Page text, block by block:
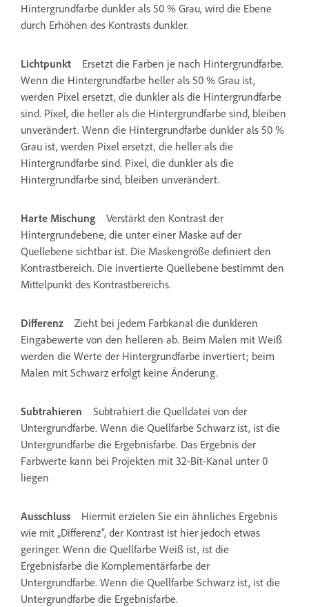
Hintergrundfarbe dunkler als 50 % Grau, wird die Ebene
durch Erhöhen des Kontrasts dunkler.
Lichtpunkt
Ersetzt die Farben je nach Hintergrundfarbe.
Wenn die Hintergrundfarbe heller als 50 % Grau ist,
werden Pixel ersetzt, die dunkler als die Hintergrundfarbe
sind. Pixel, die heller als die Hintergrundfarbe sind, bleiben
unverändert. Wenn die Hintergrundfarbe dunkler als 50 %
Grau ist, werden Pixel ersetzt, die heller als die
Hintergrundfarbe sind. Pixel, die dunkler als die
Hintergrundfarbe sind, bleiben unverändert.
Harte Mischung
Verstärkt den Kontrast der
Hintergrundebene, die unter einer Maske auf der
Quellebene sichtbar ist. Die Maskengröße definiert den
Kontrastbereich. Die invertierte Quellebene bestimmt den
Mittelpunkt des Kontrastbereichs.
Differenz
Zieht bei jedem Farbkanal die dunkleren
Eingabewerte von den helleren ab. Beim Malen mit Weiß
werden die Werte der Hintergrundfarbe invertiert; beim
Malen mit Schwarz erfolgt keine Änderung.
Subtrahieren
Subtrahiert die Quelldatei von der
Untergrundfarbe. Wenn die Quellfarbe Schwarz ist, ist die
Untergrundfarbe die Ergebnisfarbe. Das Ergebnis der
Farbwerte kann bei Projekten mit 32-Bit-Kanal unter 0
liegen
Ausschluss
Hiermit erzielen Sie ein ähnliches Ergebnis
wie mit „Differenz“, der Kontrast ist hier jedoch etwas
geringer. Wenn die Quellfarbe Weiß ist, ist die
Ergebnisfarbe die Komplementärfarbe der
Untergrundfarbe. Wenn die Quellfarbe Schwarz ist, ist die
Untergrundfarbe die Ergebnisfarbe.